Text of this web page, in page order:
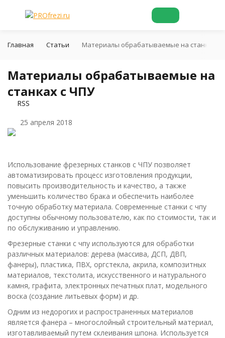
Главная Статьи Материалы обрабатываемые на станках с
Материалы обрабатываемые на
станках с ЧПУ
RSS
25 апреля 2018
Использование фрезерных станков с ЧПУ позволяет
автоматизировать процесс изготовления продукции,
повысить производительность и качество, а также
уменьшить количество брака и обеспечить наиболее
точную обработку материала. Современные станки с чпу
доступны обычному пользователю, как по стоимости, так и
по обслуживанию и управлению.
Фрезерные станки с чпу используются для обработки
различных материалов: дерева (массива, ДСП, ДВП,
фанеры), пластика, ПВХ, оргстекла, акрила, композитных
материалов, текстолита, искусственного и натурального
камня, графита, электронных печатных плат, модельного
воска (создание литьевых форм) и др.
Одним из недорогих и распространенных материалов
является фанера – многослойный строительный материал,
изготавливаемый путем склеивания шпона. Используется